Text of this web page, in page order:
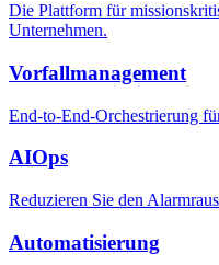
Die Plattform für
Unternehmen.
Vorfallmanagement
End-to-End-Orchestrierung
AIOps
Reduzieren Sie den
Automatisierung